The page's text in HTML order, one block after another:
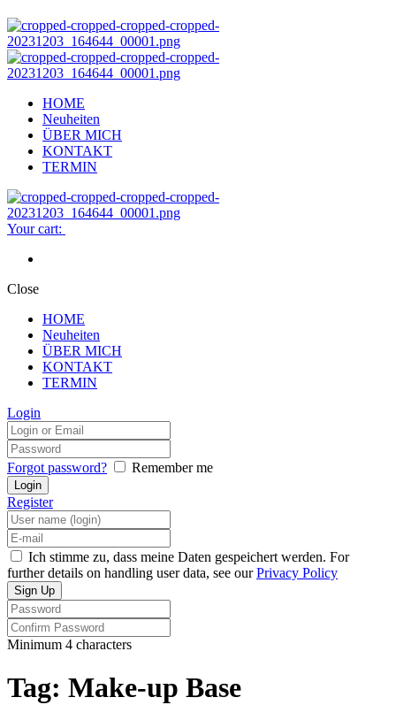
HOME
Neuheiten
ÜBER MICH
KONTAKT
TERMIN
Your cart:
Close
HOME
Neuheiten
ÜBER MICH
KONTAKT
TERMIN
Login
Forgot password? Remember me
Register
Ich stimme zu, dass meine Daten gespeichert werden. For
further details on handling user data, see ourPrivacy Policy
Minimum 4 characters
Tag: Make-up Base